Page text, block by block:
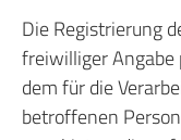
Die Registrierung
freiwilliger Angabe
dem für die
betroffenen